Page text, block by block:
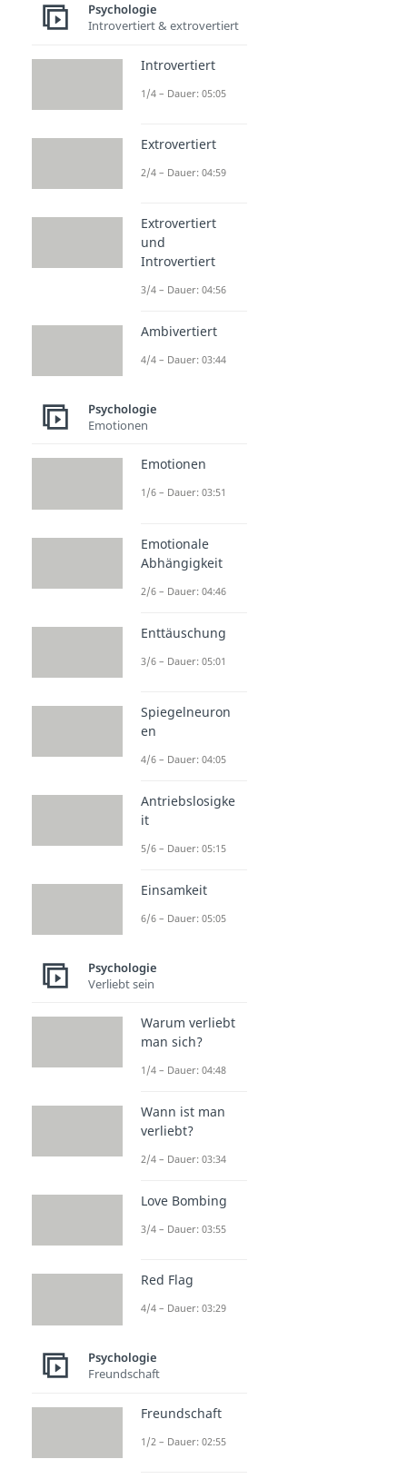
Psychologie
Introvertiert & extrovertiert
Introvertiert
1/4 – Dauer: 05:05
Extrovertiert
2/4 – Dauer: 04:59
Extrovertiert
und
Introvertiert
3/4 – Dauer: 04:56
Ambivertiert
4/4 – Dauer: 03:44
Psychologie
Emotionen
Emotionen
1/6 – Dauer: 03:51
Emotionale
Abhängigkeit
2/6 – Dauer: 04:46
Enttäuschung
3/6 – Dauer: 05:01
Spiegelneuron
en
4/6 – Dauer: 04:05
Antriebslosigke
it
5/6 – Dauer: 05:15
Einsamkeit
6/6 – Dauer: 05:05
Psychologie
Verliebt sein
Warum verliebt
man sich?
1/4 – Dauer: 04:48
Wann ist man
verliebt?
2/4 – Dauer: 03:34
Love Bombing
3/4 – Dauer: 03:55
Red Flag
4/4 – Dauer: 03:29
Psychologie
Freundschaft
Freundschaft
1/2 – Dauer: 02:55